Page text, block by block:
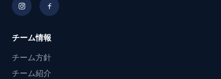
チーム情報
チーム方針
チーム紹介